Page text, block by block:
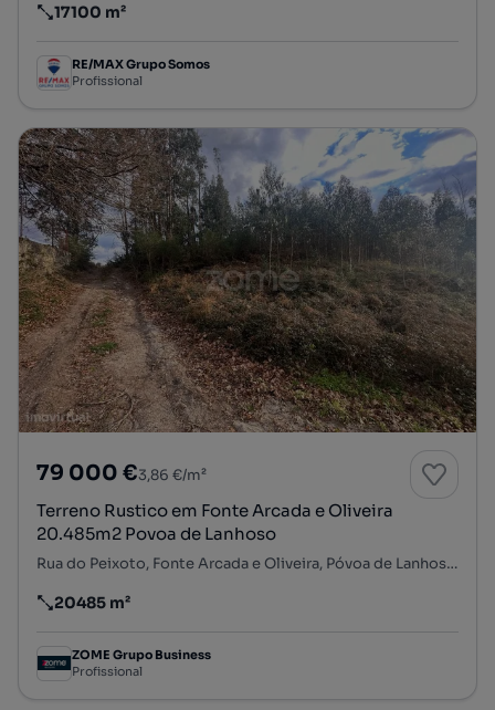
Preço por metro quadrado
17100 m²
RE/MAX Grupo Somos
Profissional
79 000 €3,86 €/m²
Terreno Rustico em Fonte Arcada e Oliveira
20.485m2 Povoa de Lanhoso
Rua do Peixoto, Fonte Arcada e Oliveira, Póvoa de Lanhoso, Braga
Preço por metro quadrado
20485 m²
ZOME Grupo Business
Profissional